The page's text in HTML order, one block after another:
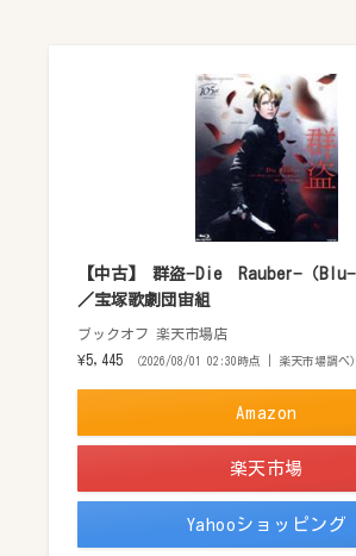
【中古】 群盗−Die Rauber−（
／宝塚歌劇団宙組
ブックオフ 楽天市場店
¥5,445
（2026/08/01 02:30時点 | 楽天市場調べ）
Amazon
楽天市場
Yahooショッピング